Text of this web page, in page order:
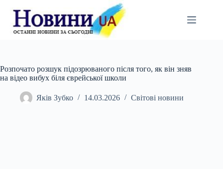
вмісту
Розпочато розшук підозрюваного після того, як він зняв
на відео вибух біля єврейської школи
Яків Зубко 14.03.2026 Світові новини